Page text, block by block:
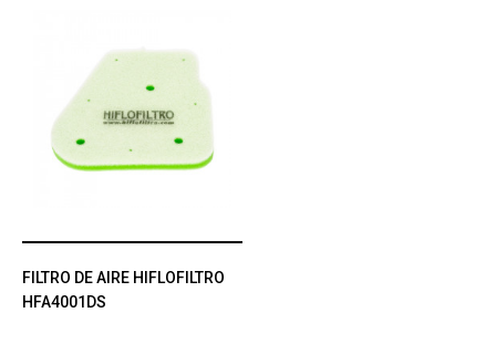
FILTRO DE AIRE HIFLOFILTRO
HFA4001DS